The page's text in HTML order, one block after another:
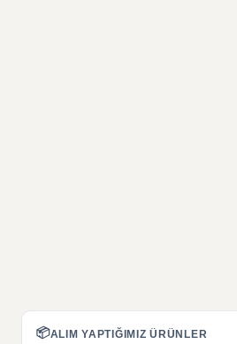
📦ALIM YAPTIĞIMIZ ÜRÜNLER